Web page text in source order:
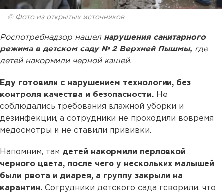
© Фото из открытых источников
Роспотребнадзор нашел нарушения санитарного
режима в детском саду № 2 Верхней Пышмы, где
детей накормили черной кашей.
Еду готовили с нарушением технологии, без
контроля качества и безопасности. Не
соблюдались требования влажной уборки и
дезинфекции, а сотрудники не проходили вовремя
медосмотры и не ставили прививки.
Напомним, там детей накормили перловкой
черного цвета, после чего у нескольких малышей
были рвота и диарея, а группу закрыли на
карантин. Сотрудники детского сада говорили, что